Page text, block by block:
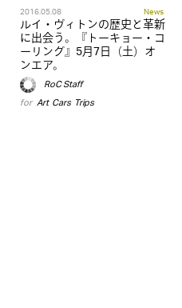
2016.05.08 News
ルイ・ヴィトンの歴史と革新
に出会う。『トーキョー・コ
ーリング』5月7日（土）オ
ンエア。
RoC Staff
for Art,Cars, Trips